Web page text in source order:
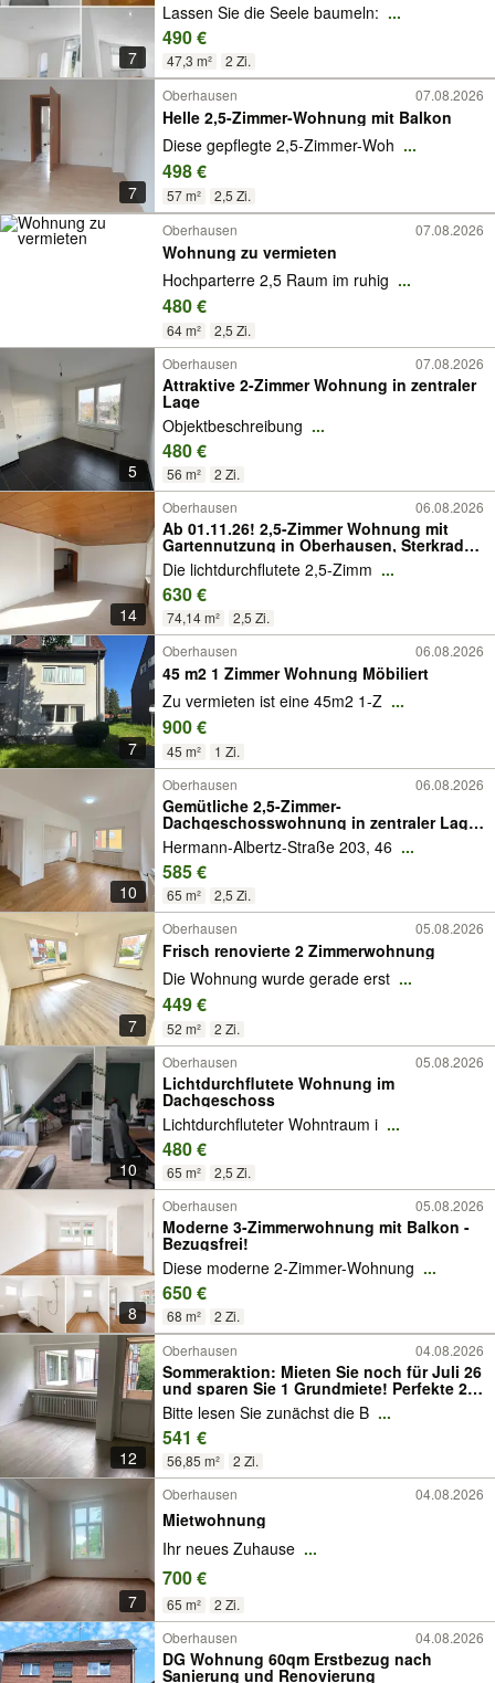
7
Lassen Sie die Seele baumeln: ...
490 €
47,3 m² 2 Zi.
7
Oberhausen 07.08.2026
Helle 2,5-Zimmer-Wohnung mit Balkon
Diese gepflegte 2,5-Zimmer-Woh ...
498 €
57 m²
2,5 Zi.
Oberhausen
07.08.2026
Wohnung zu vermieten
Hochparterre 2,5 Raum im ruhig ...
480 €
64 m² 2,5 Zi.
5
Oberhausen 07.08.2026
Attraktive 2-Zimmer Wohnung in zentraler
Lage
Objektbeschreibung ...
480 €
56 m² 2 Zi.
14
Oberhausen 06.08.2026
Ab 01.11.26! 2,5-Zimmer Wohnung mit
Gartennutzung in Oberhausen, Sterkrade-
Mitte
Die lichtdurchflutete 2,5-Zimm ...
630 €
74,14 m² 2,5 Zi.
7
Oberhausen 06.08.2026
45 m2 1 Zimmer Wohnung Möbiliert
Zu vermieten ist eine 45m2 1-Z ...
900 €
45 m² 1 Zi.
10
Oberhausen 06.08.2026
Gemütliche 2,5-Zimmer-
Dachgeschosswohnung in zentraler Lage
von Oberhausen
Hermann-Albertz-Straße 203, 46 ...
585 €
65 m² 2,5 Zi.
7
Oberhausen 05.08.2026
Frisch renovierte 2 Zimmerwohnung
Die Wohnung wurde gerade erst ...
449 €
52 m² 2 Zi.
10
Oberhausen 05.08.2026
Lichtdurchflutete Wohnung im
Dachgeschoss
Lichtdurchfluteter Wohntraum i ...
480 €
65 m² 2,5 Zi.
8
Oberhausen 05.08.2026
Moderne 3-Zimmerwohnung mit Balkon -
Bezugsfrei!
Diese moderne 2-Zimmer-Wohnung ...
650 €
68 m² 2 Zi.
12
Oberhausen 04.08.2026
Sommeraktion: Mieten Sie noch für Juli 26
und sparen Sie 1 Grundmiete! Perfekte 2
Zimmer mit Balkon in super verkehrsarmer
Wohnstraße
Bitte lesen Sie zunächst die B ...
541 €
56,85 m² 2 Zi.
7
Oberhausen 04.08.2026
Mietwohnung
Ihr neues Zuhause ...
700 €
65 m²
2 Zi.
Oberhausen
04.08.2026
DG Wohnung 60qm Erstbezug nach
Sanierung und Renovierung